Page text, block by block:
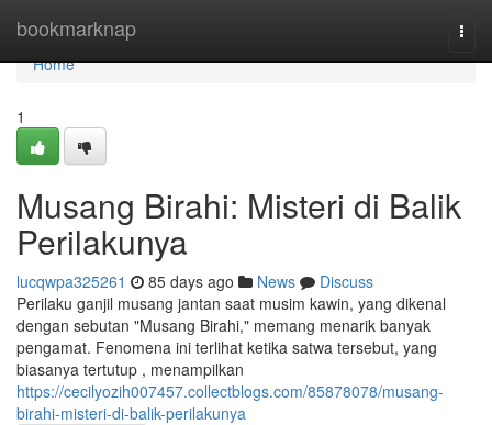
bookmarknap
Home
Home
1
Musang Birahi: Misteri di Balik
Perilakunya
lucqwpa325261 85 days ago News
Discuss
Perilaku ganjil musang jantan saat musim kawin, yang dikenal
dengan sebutan "Musang Birahi," memang menarik banyak
pengamat. Fenomena ini terlihat ketika satwa tersebut, yang
biasanya tertutup , menampilkan
https://cecilyozih007457.collectblogs.com/85878078/musang-
birahi-misteri-di-balik-perilakunya